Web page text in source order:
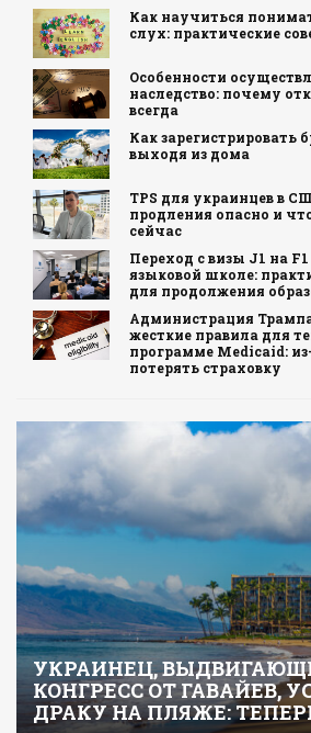
Как научиться
слух: практические
Особенности
наследство: почему
всегда
Как зарегистрировать
выходя из дома
TPS для украинцев в
продления опасно и
сейчас
Переход с визы J1 на
языковой школе:
для продолжения
Администрация
жесткие правила для
программе Medicaid:
потерять страховку
УКРАИНЕЦ,
КОНГРЕСС ОТ ГАВАЙЕВ,
ДРАКУ НА ПЛЯЖЕ: